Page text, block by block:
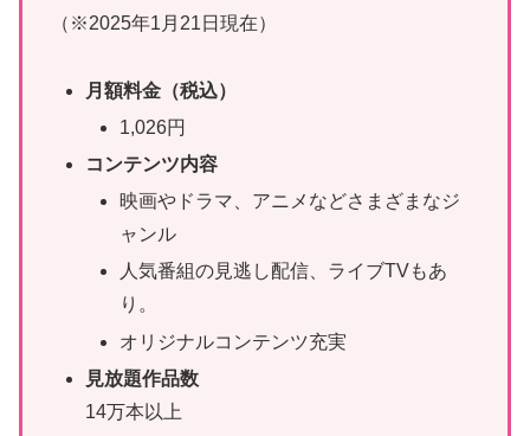
（※2025年1月21日現在）
月額料金（税込）
1,026円
コンテンツ内容
映画やドラマ、アニメなどさまざまなジ
ャンル
人気番組の見逃し配信、ライブTVもあ
り。
オリジナルコンテンツ充実
見放題作品数
14万本以上